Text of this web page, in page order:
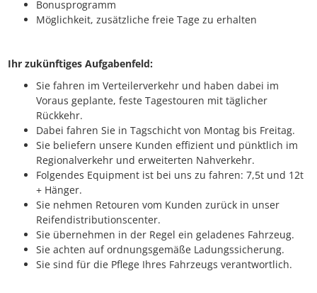
Bonusprogramm
Möglichkeit, zusätzliche freie Tage zu erhalten
Ihr zukünftiges Aufgabenfeld:
Sie fahren im Verteilerverkehr und haben dabei im
Voraus geplante, feste Tagestouren mit täglicher
Rückkehr.
Dabei fahren Sie in Tagschicht von Montag bis Freitag.
Sie beliefern unsere Kunden effizient und pünktlich im
Regionalverkehr und erweiterten Nahverkehr.
Folgendes Equipment ist bei uns zu fahren: 7,5t und 12t
+ Hänger.
Sie nehmen Retouren vom Kunden zurück in unser
Reifendistributionscenter.
Sie übernehmen in der Regel ein geladenes Fahrzeug.
Sie achten auf ordnungsgemäße Ladungssicherung.
Sie sind für die Pflege Ihres Fahrzeugs verantwortlich.